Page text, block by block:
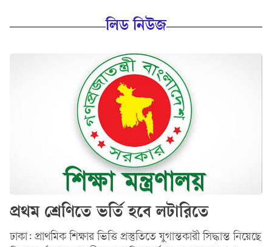
লিড নিউজ
প্রথম শ্রেণিতে ভর্তি হবে লটারিতে
ঢাকা: প্রাথমিক শিক্ষার ভিত্তি প্রস্তুতিতে যুগান্তকারী সিদ্ধান্ত নিয়েছে